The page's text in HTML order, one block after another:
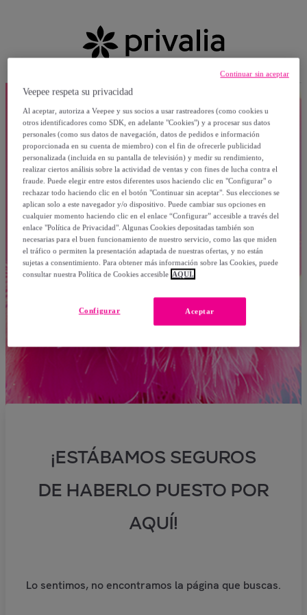
¡ESTÁBAMOS SEGUROS
DE HABERLO PUESTO POR
AQUÍ!
Lo sentimos, no encontramos la página que buscas.
Veepee respeta su privacidad
Al aceptar, autoriza a Veepee y sus socios a usar rastreadores (como cookies u
otros identificadores como SDK, en adelante "Cookies") y a procesar sus datos
personales (como sus datos de navegación, datos de pedidos e información
proporcionada en su cuenta de miembro) con el fin de ofrecerle publicidad
personalizada (incluida en su pantalla de televisión) y medir su rendimiento,
realizar ciertos análisis sobre la actividad de ventas y con fines de lucha contra el
fraude. Puede elegir entre estos diferentes usos haciendo clic en "Configurar" o
rechazar todo haciendo clic en el botón "Continuar sin aceptar". Sus elecciones se
aplican solo a este navegador y/o dispositivo. Puede cambiar sus opciones en
cualquier momento haciendo clic en el enlace “Configurar” accesible a través del
enlace "Política de Privacidad". Algunas Cookies depositadas también son
necesarias para el buen funcionamiento de nuestro servicio, como las que miden
el tráfico o permiten la presentación adaptada de nuestras ofertas, y no están
sujetas a consentimiento. Para obtener más información sobre las Cookies, puede
consultar nuestra Política de Cookies accesible AQUÍ.
Aceptar
Configurar
Continuar sin aceptar